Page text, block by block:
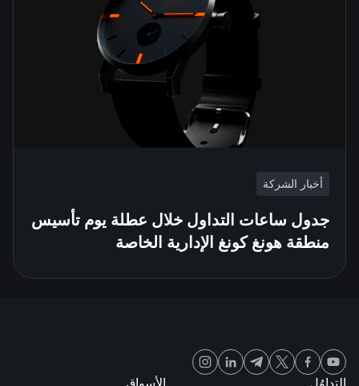
أخبار الشركة
جدول ساعات التداول خلال عطلة يوم تأسيس
منطقة هونغ كونغ الإدارية الخاصة
التداوُل الأسواق